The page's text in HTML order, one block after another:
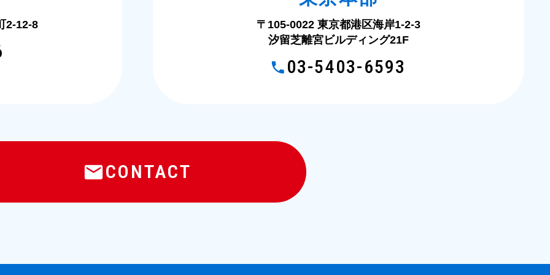
2-12-8
〒105-0022 東京都港区海岸1-2-3
汐留芝離宮ビルディング21F
03-5403-6593
CONTACT